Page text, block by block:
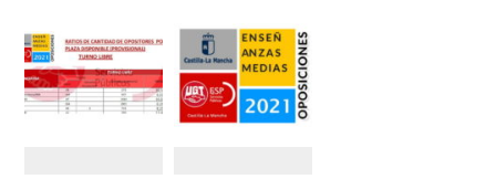
composición de
tribunales.
tribunales.